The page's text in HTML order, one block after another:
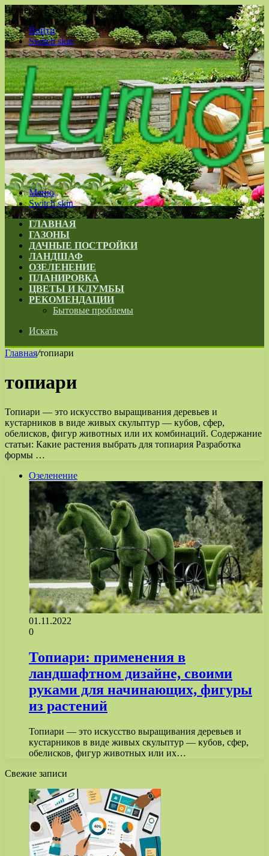
Четверг , 6 Август 2026
Войти
Switch skin
Меню
Switch skin
ГЛАВНАЯ
ГАЗОНЫ
ДАЧНЫЕ ПОСТРОЙКИ
ЛАНДШАФ
ОЗЕЛЕНЕНИЕ
ПЛАНИРОВКА
ЦВЕТЫ И КЛУМБЫ
РЕКОМЕНДАЦИИ
Бытовые проблемы
Искать
Главная/топиари
топиари
Топиари — это искусство выращивания деревьев и
кустарников в виде живых скульптур — кубов, сфер,
обелисков, фигур животных или их комбинаций. Содержание
статьи: Какие растения выбрать для топиария Разработка
формы …
Озеленение
01.11.2022
0
Топиари: применения в
ландшафтном дизайне, своими
руками для начинающих, фигуры
из растений
Топиари — это искусство выращивания деревьев и
кустарников в виде живых скульптур — кубов, сфер,
обелисков, фигур животных или их…
Свежие записи